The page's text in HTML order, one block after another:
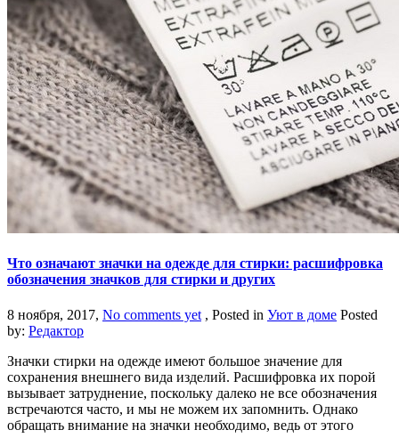
Что означают значки на одежде для стирки: расшифровка
обозначения значков для стирки и других
8 ноября, 2017, No comments yet , Posted in Уют в доме Posted
by: Редактор
Значки стирки на одежде имеют большое значение для
сохранения внешнего вида изделий. Расшифровка их порой
вызывает затруднение, поскольку далеко не все обозначения
встречаются часто, и мы не можем их запомнить. Однако
обращать внимание на значки необходимо, ведь от этого